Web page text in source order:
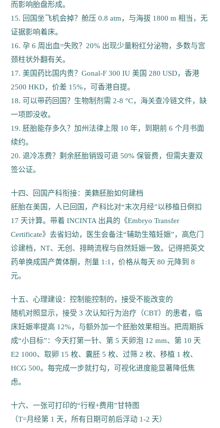
而影响胎盘形成。
15. 回国坐飞机会掉？舱压 0.8 atm，与海拔 1800 m 相当，无
证据影响着床。
16. 孕 6 周出血=失败？20% 出现少量粉红分泌物，多数与宫
颈柱状外翻有关。
17. 美国药比国内贵？Gonal-F 300 IU 美国 280 USD，香港
2500 HKD，价差 15%，可香港自提。
18. 可以带药回国？生物制剂需 2-8 °C，海关查冷链文件，缺
一项即没收。
19. 胚胎能存多久？加州法律上限 10 年，到期前 6 个月书面
续约。
20. 退冷冻费？剩余胚胎销毁可退 50% 保管费，但需夫妻双
签公证。
十四、回国产科衔接：美籍胚胎如何建档
胚胎在美国，人已回国，产科比对“末次月经”以移植日倒扣
17 天计算。带着 INCINTA 出具的《Embryo Transfer
Certificate》去省妇幼，医生会备注“辅助生殖妊娠”，高危门
诊建档，NT、无创、排畸流程与自然妊娠一致。记得把英文
药单换成国产黄体酮，剂量 1:1，价格从每天 80 元降到 8
元。
十五、心理建设：控制能控制的，接受不能改变的
随机对照显示，接受 3 次认知行为治疗（CBT）的患者，临
床妊娠率提高 12%，与额外加一个胚胎效果相当。把周期拆
成“小目标”：今天打第一针、第 5 天卵泡 12 mm、第 10 天
E2 1000、取卵 15 枚、囊胚 5 枚、过筛 2 枚、移植 1 枚、
HCG 500。每完成一步就打勾，可视化进度能显著降低焦
虑。
十六、一张可打印的“行程+费用”甘特图
（T=月经第 1 天，所有日期可前后浮动 1-2 天）